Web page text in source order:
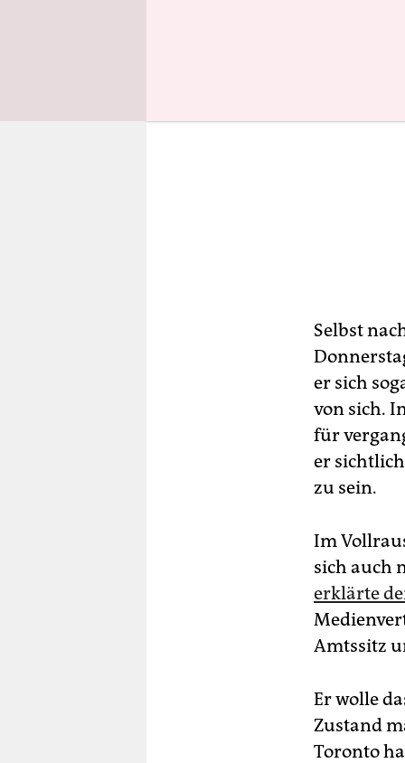
Selbst
er sich
von sich.
für
er
zu sein.
Im
sich auch
erklärte
Amtssitz
Er wolle
Zustand
Toronto